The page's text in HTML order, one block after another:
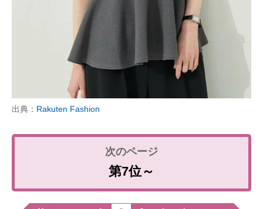
出典： Rakuten Fashion
第7位～